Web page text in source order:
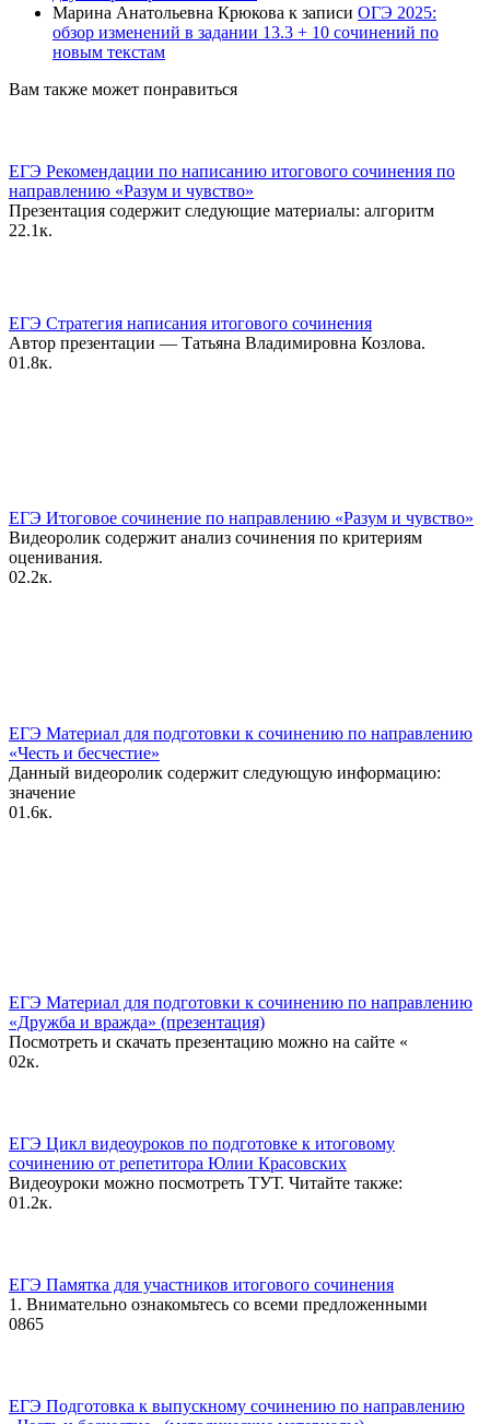
Марина Анатольевна Крюкова к записи ОГЭ 2025:
обзор изменений в задании 13.3 + 10 сочинений по
новым текстам
Вам также может понравиться
ЕГЭ Рекомендации по написанию итогового сочинения по
направлению «Разум и чувство»
Презентация содержит следующие материалы: алгоритм
22.1к.
ЕГЭ Стратегия написания итогового сочинения
Автор презентации — Татьяна Владимировна Козлова.
01.8к.
ЕГЭ Итоговое сочинение по направлению «Разум и чувство»
Видеоролик содержит анализ сочинения по критериям
оценивания.
02.2к.
ЕГЭ Материал для подготовки к сочинению по направлению
«Честь и бесчестие»
Данный видеоролик содержит следующую информацию:
значение
01.6к.
ЕГЭ Материал для подготовки к сочинению по направлению
«Дружба и вражда» (презентация)
Посмотреть и скачать презентацию можно на сайте «
02к.
ЕГЭ Цикл видеоуроков по подготовке к итоговому
сочинению от репетитора Юлии Красовских
Видеоуроки можно посмотреть ТУТ. Читайте также:
01.2к.
ЕГЭ Памятка для участников итогового сочинения
1. Внимательно ознакомьтесь со всеми предложенными
0865
ЕГЭ Подготовка к выпускному сочинению по направлению